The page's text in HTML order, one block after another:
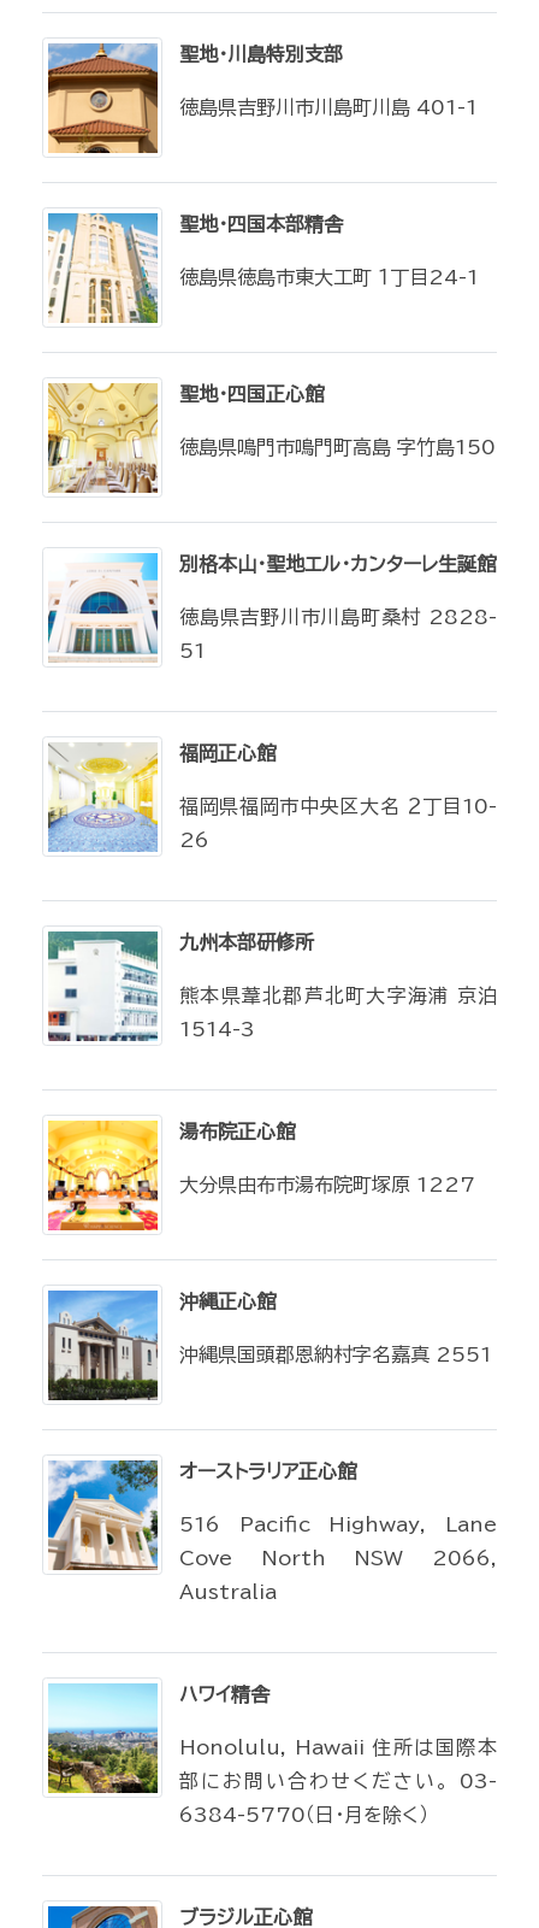
聖地・川島特別支部
徳島県吉野川市川島町川島 401-1
聖地・四国本部精舎
徳島県徳島市東大工町 １丁目24-1
聖地・四国正心館
徳島県鳴門市鳴門町高島 字竹島150
別格本山・聖地エル・カンターレ生誕館
徳島県吉野川市川島町桑村 2828-
51
福岡正心館
福岡県福岡市中央区大名 ２丁目10-
26
九州本部研修所
熊本県葦北郡芦北町大字海浦 京泊
1514-3
湯布院正心館
大分県由布市湯布院町塚原 1227
沖縄正心館
沖縄県国頭郡恩納村字名嘉真 2551
オーストラリア正心館
516 Pacific Highway, Lane
Cove North NSW 2066,
Australia
ハワイ精舎
Honolulu, Hawaii 住所は国際本
部にお問い合わせください。 03-
6384-5770（日・月を除く）
ブラジル正心館